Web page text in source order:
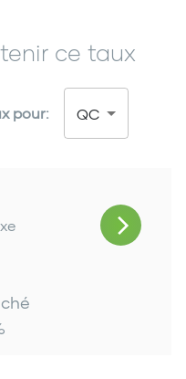
ce taux
pour: QC